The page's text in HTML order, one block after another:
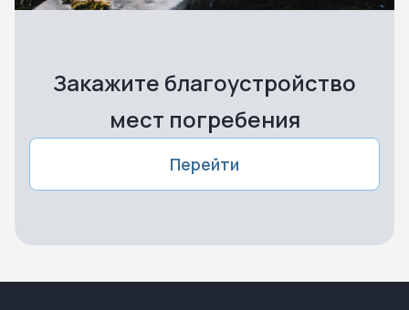
Закажите благоустройство
мест погребения
Перейти